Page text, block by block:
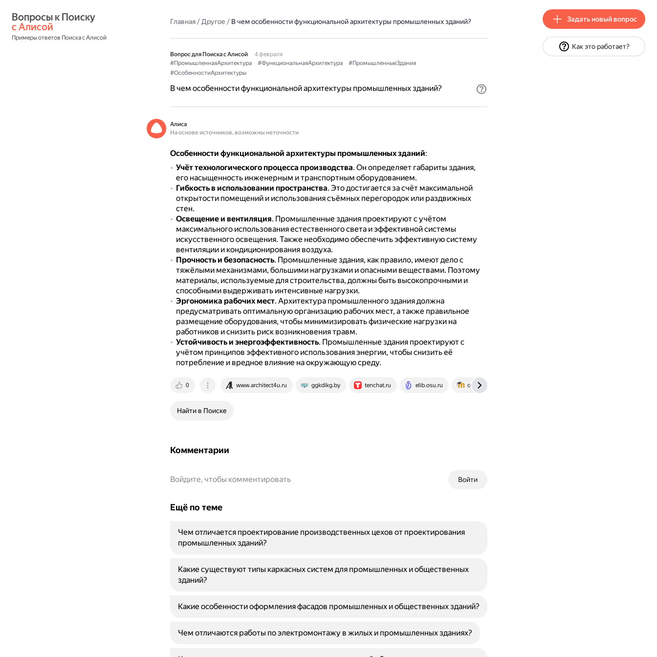
с Алисой
Примеры ответов Поиска с Алисой
Главная/Другое / В чем особенности функциональной архитектуры промышленных зданий?
Вопрос для Поиска с Алисой
4 февраля
#ПромышленнаяАрхитектура
#ФункциональнаяАрхитектура
#ПромышленныеЗдания
#ОсобенностиАрхитектуры
В чем особенности функциональной архитектуры промышленных зданий?
Алиса
На основе источников, возможны неточности
Особенности функциональной архитектуры промышленных зданий:
Учёт технологического процесса производства. Он определяет габариты здания,
его насыщенность инженерным и транспортным оборудованием.
Гибкость в использовании пространства. Это достигается за счёт максимальной
открытости помещений и использования съёмных перегородок или раздвижных
стен.
Освещение и вентиляция. Промышленные здания проектируют с учётом
максимального использования естественного света и эффективной системы
искусственного освещения. Также необходимо обеспечить эффективную систему
вентиляции и кондиционирования воздуха.
Прочность и безопасность. Промышленные здания, как правило, имеют дело с
тяжёлыми механизмами, большими нагрузками и опасными веществами. Поэтому
материалы, используемые для строительства, должны быть высокопрочными и
способными выдерживать интенсивные нагрузки.
Эргономика рабочих мест. Архитектура промышленного здания должна
предусматривать оптимальную организацию рабочих мест, а также правильное
размещение оборудования, чтобы минимизировать физические нагрузки на
работников и снизить риск возникновения травм.
Устойчивость и энергоэффективность. Промышленные здания проектируют с
учётом принципов эффективного использования энергии, чтобы снизить её
потребление и вредное влияние на окружающую среду.
0 www.architect4u.ru ggkdikg.by tenchat.ru elib.osu.ru cdo.bru.by
Найти в Поиске
Комментарии
Войти
Войдите, чтобы комментировать
Ещё по теме
Чем отличается проектирование производственных цехов от проектирования
промышленных зданий?
Какие существуют типы каркасных систем для промышленных и общественных
зданий?
Какие особенности оформления фасадов промышленных и общественных зданий?
Чем отличаются работы по электромонтажу в жилых и промышленных зданиях?
Задать новый вопрос
Как это работает?